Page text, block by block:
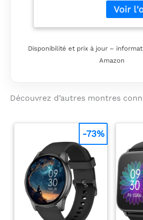
and
all-day
the wrist
blends
Disponibilité et prix à jour –
Amazon
Découvrez d’autres montres
-73%